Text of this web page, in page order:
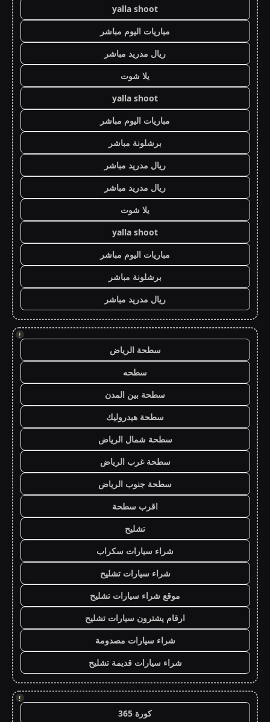
yalla shoot
مباريات اليوم مباشر
ريال مدريد مباشر
يلا شوت
yalla shoot
مباريات اليوم مباشر
برشلونة مباشر
ريال مدريد مباشر
ريال مدريد مباشر
يلا شوت
yalla shoot
مباريات اليوم مباشر
برشلونة مباشر
ريال مدريد مباشر
!
سطحة الرياض
سطحه
سطحة بين المدن
سطحة هيدروليك
سطحة شمال الرياض
سطحة غرب الرياض
سطحة جنوب الرياض
اقرب سطحة
تشليح
شراء سيارات سكراب
شراء سيارات تشليح
موقع شراء سيارات تشليح
ارقام يشترون سيارات تشليح
شراء سيارات مصدومة
شراء سيارات قديمة تشليح
!
كورة 365